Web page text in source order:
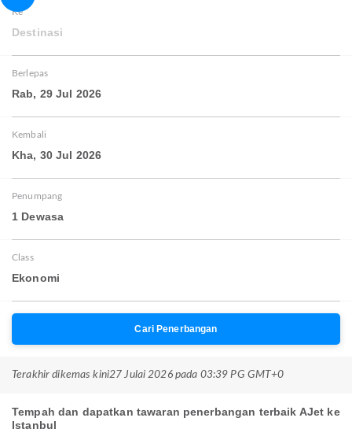
Ke
Destinasi
Berlepas
Rab, 29 Jul 2026
Kembali
Kha, 30 Jul 2026
Penumpang
1 Dewasa
Class
Ekonomi
Cari Penerbangan
Terakhir dikemas kini27 Julai 2026 pada 03:39 PG GMT+0
Tempah dan dapatkan tawaran penerbangan terbaik AJet ke
Istanbul